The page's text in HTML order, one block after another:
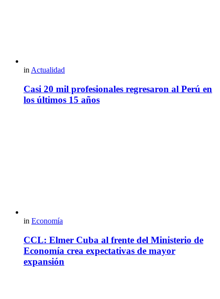
in Actualidad
Casi 20 mil profesionales regresaron al Perú en
los últimos 15 años
in Economía
CCL: Elmer Cuba al frente del Ministerio de
Economía crea expectativas de mayor
expansión